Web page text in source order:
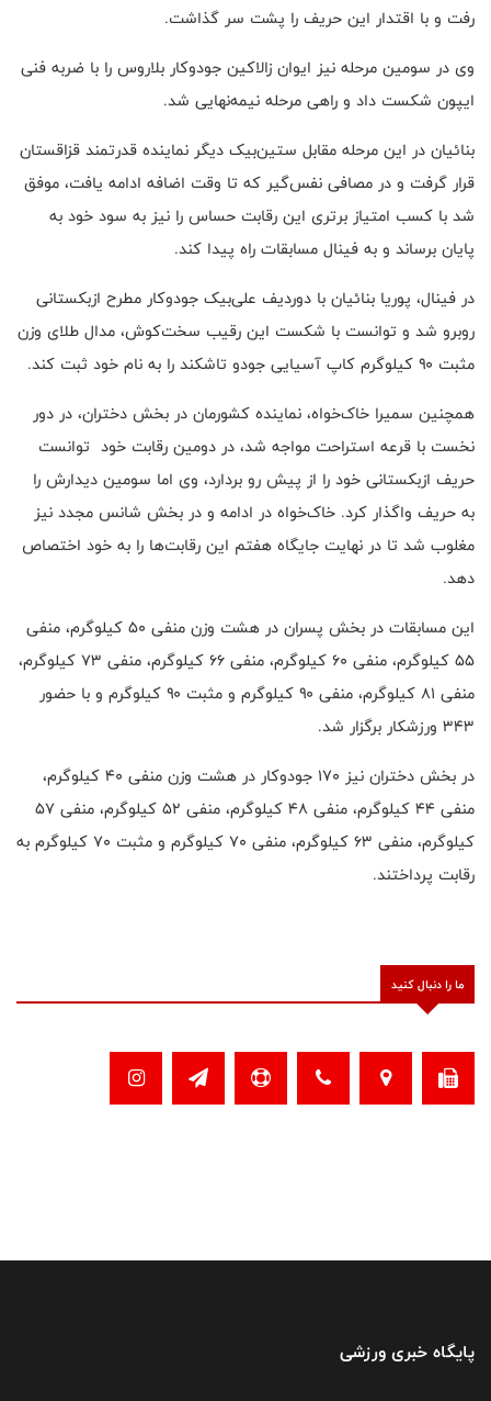
رفت و با اقتدار این حریف را پشت سر گذاشت.
وی در سومین مرحله نیز ایوان زالاکین جودوکار بلاروس را با ضربه فنی
ایپون شکست داد و راهی مرحله نیمه‌نهایی شد.
بنائیان در این مرحله مقابل ستین‌بیک دیگر نماینده قدرتمند قزاقستان
قرار گرفت و در مصافی نفس‌گیر که تا وقت اضافه ادامه یافت، موفق
شد با کسب امتیاز برتری این رقابت حساس را نیز به سود خود به
پایان برساند و به فینال مسابقات راه پیدا کند.
در فینال، پوریا بنائیان با دوردیف علی‌بیک جودوکار مطرح ازبکستانی
روبرو شد و توانست با شکست این رقیب سخت‌کوش، مدال طلای وزن
مثبت ۹۰ کیلوگرم کاپ آسیایی جودو تاشکند را به نام خود ثبت کند.
همچنین سمیرا خاک‌خواه، نماینده کشورمان در بخش دختران، در دور
نخست با قرعه استراحت مواجه شد، در دومین رقابت خود توانست
حریف ازبکستانی خود را از پیش رو بردارد، وی اما سومین دیدارش را
به حریف واگذار کرد. خاک‌خواه در ادامه و در بخش شانس مجدد نیز
مغلوب شد تا در نهایت جایگاه هفتم این رقابت‌ها را به خود اختصاص
دهد.
این مسابقات در بخش پسران در هشت وزن منفی ۵۰ کیلوگرم، منفی
۵۵ کیلوگرم، منفی ۶۰ کیلوگرم، منفی ۶۶ کیلوگرم، منفی ۷۳ کیلوگرم،
منفی ۸۱ کیلوگرم، منفی ۹۰ کیلوگرم و مثبت ۹۰ کیلوگرم و با حضور
۳۴۳ ورزشکار برگزار شد.
در بخش دختران نیز ۱۷۰ جودوکار در هشت وزن منفی ۴۰ کیلوگرم،
منفی ۴۴ کیلوگرم، منفی ۴۸ کیلوگرم، منفی ۵۲ کیلوگرم، منفی ۵۷
کیلوگرم، منفی ۶۳ کیلوگرم، منفی ۷۰ کیلوگرم و مثبت ۷۰ کیلوگرم به
رقابت پرداختند.
ما را دنبال کنید
پایگاه خبری ورزشی